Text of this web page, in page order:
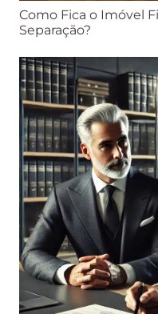
Como Fica o Imóvel
Separação?